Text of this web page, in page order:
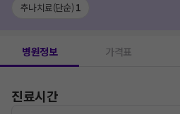
추나치료(단순) 1
병원정보 가격표
진료시간